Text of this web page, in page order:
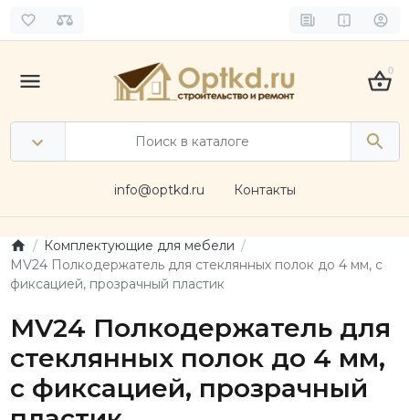
0
info@optkd.ru Контакты
Комплектующие для мебели
MV24 Полкодержатель для стеклянных полок до 4 мм, с
фиксацией, прозрачный пластик
MV24 Полкодержатель для
стеклянных полок до 4 мм,
с фиксацией, прозрачный